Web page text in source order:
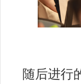
随后进行